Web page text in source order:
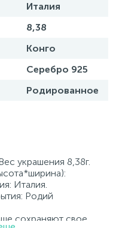
Италия
8,38
Конго
Серебро 925
Родированное
украшения 8,38г.
Италия.
Родий
сохраняют свое